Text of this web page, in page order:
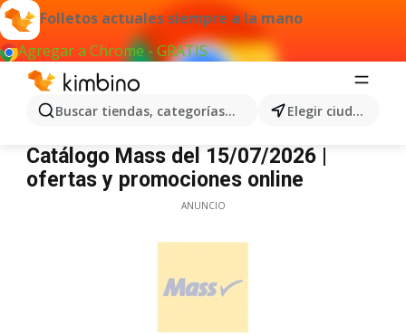
Folletos actuales siempre a la mano
Agregar a Chrome - GRATIS
Buscar tiendas, categorías, productos... Elegir ciudad
Mass
Catálogo Mass del 15/07/2026 |
ofertas y promociones online
ANUNCIO